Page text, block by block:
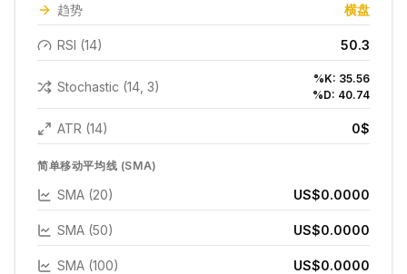
趋势 横盘
RSI (14) 50.3
Stochastic (14, 3)
%K: 35.56
%D: 40.74
ATR (14) 0$
简单移动平均线 (SMA)
SMA (20) US$0.0000
SMA (50) US$0.0000
SMA (100) US$0.0000